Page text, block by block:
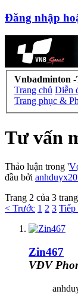
Đăng nhập
Vnbadminton
Trang chủ Diễn
Trang phục &
Tư vấn
Thảo luận trong '
đầu bởi
Trang 2 của 3 trang
< Trước 1 2 3 Tiếp
Zin467
VĐV